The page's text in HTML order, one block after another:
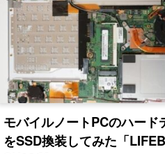
モバイルノートPCのハード
をSSD換装してみた「